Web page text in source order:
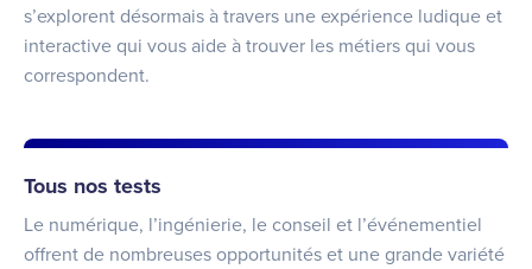
s’explorent désormais à travers une expérience ludique et
interactive qui vous aide à trouver les métiers qui vous
correspondent.
Tous nos tests
Le numérique, l’ingénierie, le conseil et l’événementiel
offrent de nombreuses opportunités et une grande variété